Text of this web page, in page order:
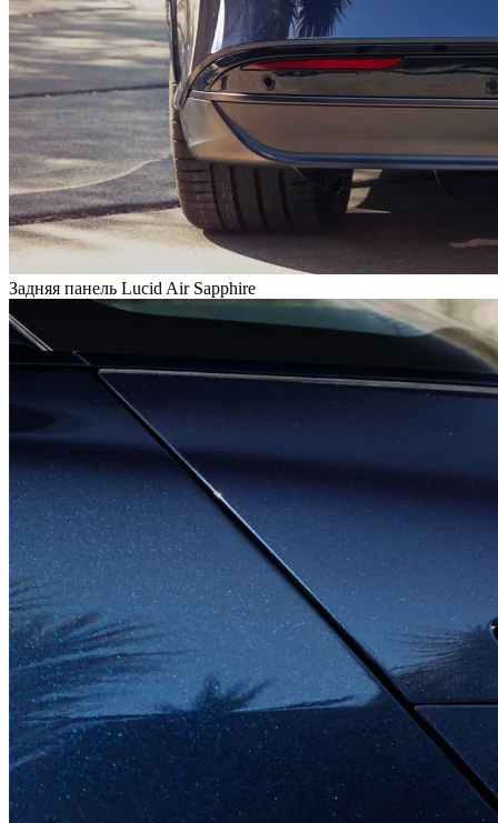
Задняя панель Lucid Air Sapphire